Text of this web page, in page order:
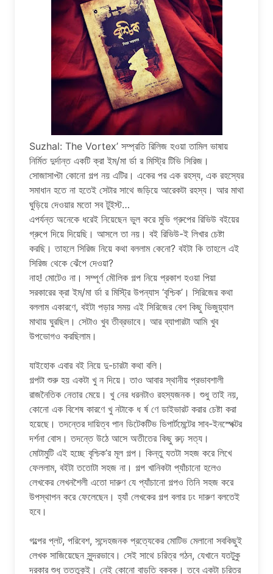
Suzhal: The Vortex’ সম্প্রতি রিলিজ হওয়া তামিল ভাষায়
নির্মিত দুর্দান্ত একটি ক্রা ইম/মা র্ডা র মিস্ট্রি টিভি সিরিজ।
সোজাসাপ্টা কোনো গল্প নয় এটির। একের পর এক রহস্য, এক রহস্যের
সমাধান হতে না হতেই সেটার সাথে জড়িয়ে আরেকটা রহস্য। আর মাথা
ঘুড়িয়ে দেওয়ার মতো সব টুইস্ট…
এপর্যন্ত অনেকে ধরেই নিয়েছেন ভুল করে মুভি গ্রুপের রিভিউ বইয়ের
গ্রুপে দিয়ে দিয়েছি। আসলে তা নয়। বই রিভিউ-ই লিখার চেষ্টা
করছি। তাহলে সিরিজ নিয়ে কথা বললাম কেনো? বইটা কি তাহলে এই
সিরিজ থেকে ঝেঁপে দেওয়া?
নাহ! মোটেও না। সম্পূর্ণ মৌলিক গল্প নিয়ে প্রকাশ হওয়া পিয়া
সরকারের ক্রা ইম/মা র্ডা র মিস্ট্রি উপন্যাস ‘বৃশ্চিক’। সিরিজের কথা
বললাম একারণে, বইটা পড়ার সময় এই সিরিজের বেশ কিছু ভিজুয়্যাল
মাথায় ঘুরছিল। সেটাও খুব তীব্রভাবে। আর ব্যাপারটা আমি খুব
উপভোগও করছিলাম।
যাইহোক এবার বই নিয়ে দু-চারটা কথা বলি।
গল্পটা শুরু হয় একটা খু ন দিয়ে। তাও আবার স্থানীয় প্রভাবশালী
রাজনৈতিক নেতার মেয়ে। খু নের ধরনটাও রহস্যজনক। শুধু তাই নয়,
কোনো এক বিশেষ কারণে খু নটাকে ধ র্ষ ণে ডাইভারট করার চেষ্টা করা
হয়েছে। তদন্তের দায়িত্ব পান ডিটেকটিভ ডিপার্টমেন্টের সাব-ইনস্পেক্টর
দর্শনা বোস। তদন্তে উঠে আসে অতীতের কিছু রুঢ় সত্য।
মোটামুটি এই হচ্ছে বৃশ্চিক’র মূল গল্প। কিন্তু যতটা সহজ করে লিখে
ফেললাম, বইটা ততোটা সহজ না। গল্প খানিকটা প্যাঁচানো হলেও
লেখকের লেখনশৈলী এতো দারুণ যে প্যাঁচানো গল্পও তিনি সহজ করে
উপস্থাপন করে ফেলেছেন। হ্যাঁ লেখকের গল্প বলার ঢং দারুণ বলতেই
হবে।
গল্পের প্লট, পরিবেশ, সন্দেহজনক প্রত্যেকের মোটিভ মেলানো সবকিছুই
লেখক সাজিয়েছেন সুন্দরভাবে। সেই সাথে চরিত্র গঠন, যেখানে যতটুকু
দরকার শুধু তততুকুই। নেই কোনো বাড়তি বকবক। তবে একটা চরিত্র